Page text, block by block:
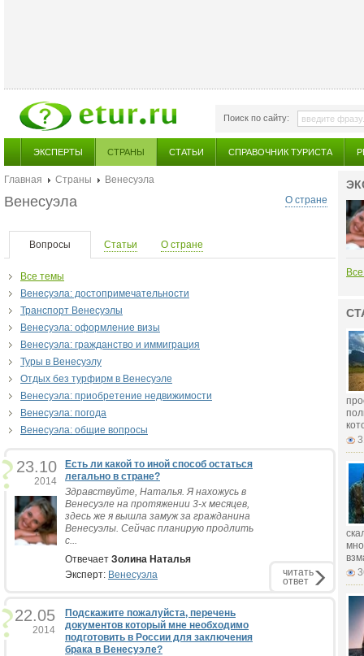
Поиск по сайту:
ЭКСПЕРТЫ СТРАНЫ СТАТЬИ СПРАВОЧНИК ТУРИСТА
Главная Страны
Венесуэла
О стране
Венесуэла
Вопросы Статьи О стране
Все темы
Венесуэла: достопримечательности
Транспорт Венесуэлы
Венесуэла: оформление визы
Венесуэла: гражданство и иммиграция
Туры в Венесуэлу
Отдых без турфирм в Венесуэле
Венесуэла: приобретение недвижимости
Венесуэла: погода
Венесуэла: общие вопросы
23.10
2014
Есть ли какой то иной способ остаться
легально в стране?
Здравствуйте, Наталья. Я нахожусь в
Венесуэле на протяжении 3-х месяцев,
здесь же я вышла замуж за гражданина
Венесуэлы. Сейчас планирую продлить
с...
Отвечает Золина Наталья
Эксперт: Венесуэла читать
ответ
22.05
2014
Подскажите пожалуйста, перечень
документов который мне необходимо
подготовить в России для заключения
брака в Венесуэле?